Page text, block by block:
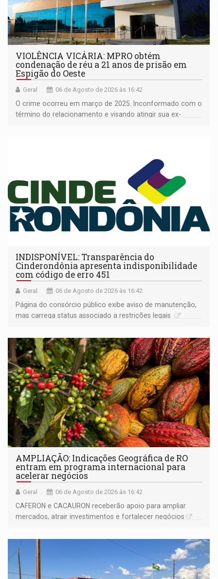
VIOLÊNCIA VICÁRIA: MPRO obtém
condenação de réu a 21 anos de prisão em
Espigão do Oeste
Geral 06 de Agosto de 2026 às 16:42
O crime ocorreu em março de 2025. Inconformado com o
término do relacionamento e visando atingir sua ex-
INDISPONÍVEL: Transparência do
Cinderondônia apresenta indisponibilidade
com código de erro 451
Geral 06 de Agosto de 2026 às 16:42
Página do consórcio público exibe aviso de manutenção,
mas carrega status associado a restrições legais
AMPLIAÇÃO: Indicações Geográfica de RO
entram em programa internacional para
acelerar negócios
Geral 06 de Agosto de 2026 às 16:42
CAFERON e CACAURON receberão apoio para ampliar
mercados, atrair investimentos e fortalecer negócios